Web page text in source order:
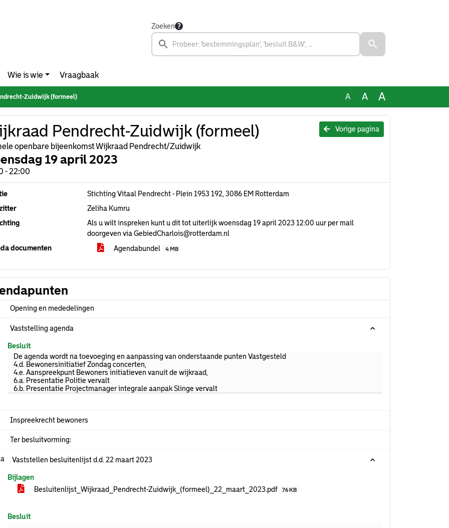
Zoeken
Wie is wie Vraagbaak
Zuidwijk (formeel) A A A
Vorige pagina
Pendrecht-Zuidwijk (formeel)
openbare bijeenkomst Wijkraad Pendrecht/Zuidwijk
19 april 2023
- 22:00
Stichting Vitaal Pendrecht - Plein 1953 192, 3086 EM Rotterdam
Zeliha Kumru
Als u wilt inspreken kunt u dit tot uiterlijk woensdag 19 april 2023 12:00 uur per mail
doorgeven via GebiedCharlois@rotterdam.nl
documenten
Agendabundel 4 MB
Opening en mededelingen
Vaststelling agenda
Besluit
De agenda wordt na toevoeging en aanpassing van onderstaande punten Vastgesteld
4.d. Bewonersinitiatief Zondag concerten,
4.e. Aanspreekpunt Bewoners initiatieven vanuit de wijkraad,
6.a. Presentatie Politie vervalt
6.b. Presentatie Projectmanager integrale aanpak Slinge vervalt
Inspreekrecht bewoners
Ter besluitvorming:
Vaststellen besluitenlijst d.d. 22 maart 2023
Bijlagen
Besluitenlijst_Wijkraad_Pendrecht-Zuidwijk_(formeel)_22_maart_2023.pdf
76 KB
Besluit